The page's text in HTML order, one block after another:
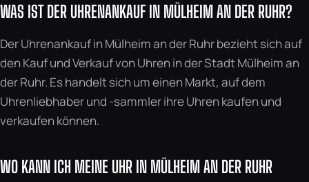
WAS IST DER UHRENANKAUF IN MÜLHEIM AN DER RUHR?
Der Uhrenankauf in Mülheim an der Ruhr bezieht sich auf
den Kauf und Verkauf von Uhren in der Stadt Mülheim an
der Ruhr. Es handelt sich um einen Markt, auf dem
Uhrenliebhaber und -sammler ihre Uhren kaufen und
verkaufen können.
WO KANN ICH MEINE UHR IN MÜLHEIM AN DER RUHR